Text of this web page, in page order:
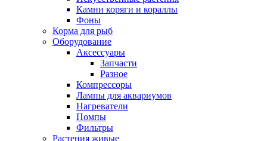
Камни коряги и кораллы
Фоны
Корма для рыб
Оборудование
Аксессуары
Запчасти
Разное
Компрессоры
Лампы для аквариумов
Нагреватели
Помпы
Фильтры
Растения живые